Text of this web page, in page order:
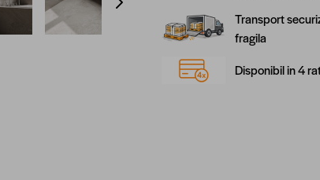
Transport
fragila
Disponibil in 4